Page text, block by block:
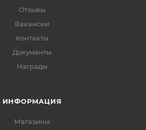
Отзывы
Вакансии
Контакты
Документы
Награды
ИНФОРМАЦИЯ
Магазины